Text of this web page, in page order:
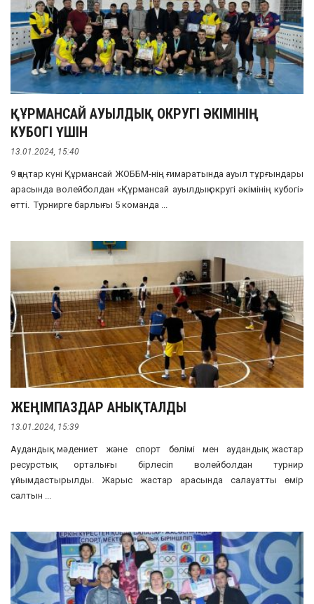
ҚҰРМАНСАЙ АУЫЛДЫҚ ОКРУГІ ӘКІМІНІҢ
КУБОГІ ҮШІН
13.01.2024, 15:40
9 қаңтар күні Құрмансай ЖОББМ-нің ғимаратында ауыл тұрғындары
арасында волейболдан «Құрмансай ауылдық округі әкімінің кубогі»
өтті. Турнирге барлығы 5 команда ...
ЖЕҢІМПАЗДАР АНЫҚТАЛДЫ
13.01.2024, 15:39
Аудандық мәдениет және спорт бөлімі мен аудандық жастар
ресурстық орталығы бірлесіп волейболдан турнир
ұйымдастырылды. Жарыс жастар арасында салауатты өмір
салтын ...